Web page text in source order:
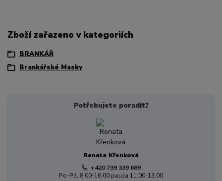
Zboží zařazeno v kategoriích
BRANKÁŘ
Brankářské Masky
Potřebujete poradit?
Renata Křenková
+420 739 339 689
Po-Pá, 8:00-16:00 pauza 11:00-13:00